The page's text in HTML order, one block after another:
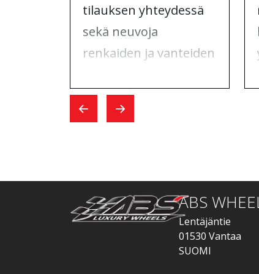
tilauksen yhteydessä
sekä neuvoja
renkaiden ja vanteiden
Vaihtopäivänä kaikki
sujui nopeasti.
ABS
Lentäjäntie
01530 Vantaa
SUOMI